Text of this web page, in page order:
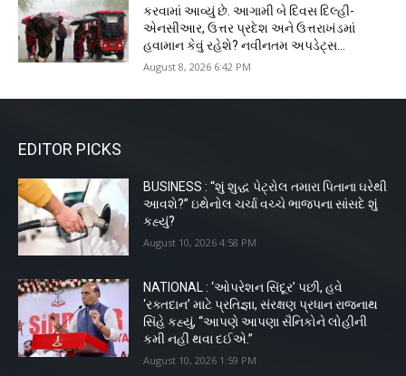
કરવામાં આવ્યું છે. આગામી બે દિવસ દિલ્હી-
એનસીઆર, ઉત્તર પ્રદેશ અને ઉત્તરાખંડમાં
હવામાન કેવું રહેશે? નવીનતમ અપડેટ્સ...
August 8, 2026 6:42 PM
EDITOR PICKS
BUSINESS : “શું શુદ્ધ પેટ્રોલ તમારા પિતાના ઘરેથી
આવશે?” ઇથેનોલ ચર્ચા વચ્ચે ભાજપના સાંસદે શું
કહ્યું?
August 10, 2026 4:58 PM
NATIONAL : ‘ઓપરેશન સિંદૂર’ પછી, હવે
‘રક્તદાન’ માટે પ્રતિજ્ઞા, સંરક્ષણ પ્રધાન રાજનાથ
સિંહે કહ્યું, “આપણે આપણા સૈનિકોને લોહીની
કમી નહીં થવા દઈએ.”
August 10, 2026 1:59 PM